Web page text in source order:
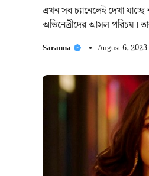
এখন সব চ্যানেলেই দেখা
অভিনেত্রীদের আসল পরিচয়।
Saranna August 6, 2023